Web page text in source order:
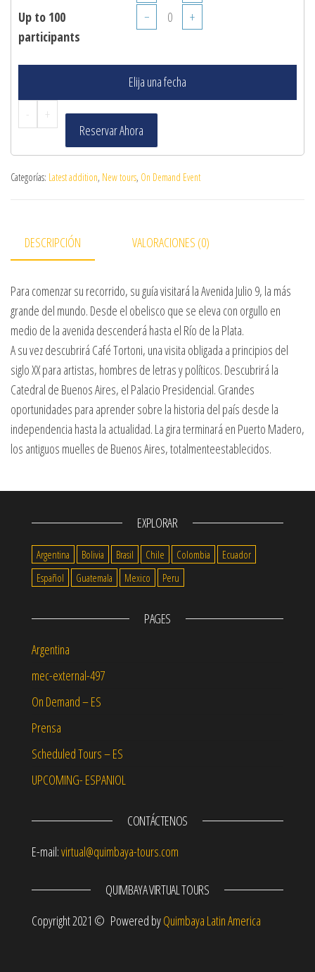
Up to 100
participants
− +
Elija una fecha
-
+
Reservar Ahora
Categorías: Latest addition, New tours, On Demand Event
DESCRIPCIÓN VALORACIONES (0)
Para comenzar su recorrido, su guía visitará la Avenida Julio 9, la más
grande del mundo. Desde el obelisco que se eleva con orgullo en
medio de la avenida descenderá hasta el Río de la Plata.
A su vez descubrirá Café Tortoni, una visita obligada a principios del
siglo XX para artistas, hombres de letras y políticos. Descubrirá la
Catedral de Buenos Aires, el Palacio Presidencial. Grandes
oportunidades para aprender sobre la historia del país desde la
independencia hasta la actualidad. La gira terminará en Puerto Madero,
los antiguos muelles de Buenos Aires, totalmenteestablecidos.
EXPLORAR
Argentina Bolivia Brasil Chile Colombia
Ecuador
Español
Guatemala Mexico Peru
PAGES
Argentina
mec-external-497
On Demand – ES
Prensa
Scheduled Tours – ES
UPCOMING- ESPANIOL
CONTÁCTENOS
E-mail:virtual@quimbaya-tours.com
QUIMBAYA VIRTUAL TOURS
Copyright 2021 © Powered byQuimbaya Latin America